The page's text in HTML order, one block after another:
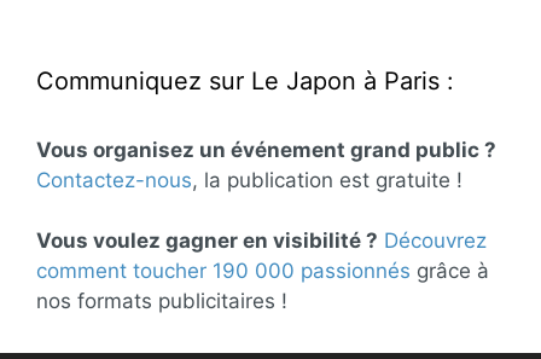
Communiquez sur Le Japon à Paris :
Vous organisez un événement grand public ?
Contactez-nous, la publication est gratuite !
Vous voulez gagner en visibilité ? Découvrez
comment toucher 190 000 passionnés grâce à
nos formats publicitaires !